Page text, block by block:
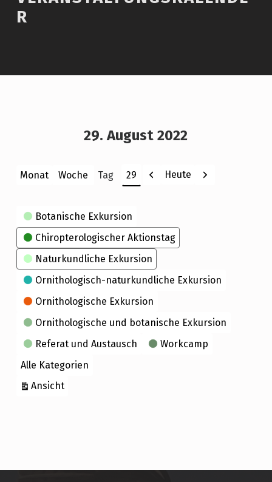
R
29. August 2022
Monat Woche Tag
Monat
Tag
Jahr
Zurück
Heute Weiter
Kategorien
Botanische Exkursion
Chiropterologischer Aktionstag
Naturkundliche Exkursion
Ornithologisch-naturkundliche Exkursion
Ornithologische Exkursion
Ornithologische und botanische Exkursion
Referat und Austausch
Workcamp
Alle Kategorien
Ansichtausdrucken